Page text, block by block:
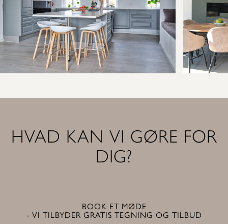
HVAD KAN VI GØRE FOR
DIG?
BOOK ET MØDE
- VI TILBYDER GRATIS TEGNING OG TILBUD